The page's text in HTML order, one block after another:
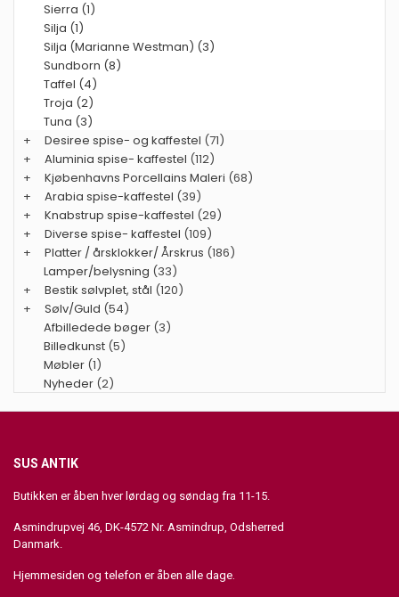
Sierra (1)
Silja (1)
Silja (Marianne Westman) (3)
Sundborn (8)
Taffel (4)
Troja (2)
Tuna (3)
+
Desiree spise- og kaffestel (71)
+
Aluminia spise- kaffestel (112)
+
Kjøbenhavns Porcellains Maleri (68)
+
Arabia spise-kaffestel (39)
+
Knabstrup spise-kaffestel (29)
+
Diverse spise- kaffestel (109)
+
Platter / årsklokker/ Årskrus (186)
Lamper/belysning (33)
+
Bestik sølvplet, stål (120)
+
Sølv/Guld (54)
Afbilledede bøger (3)
Billedkunst (5)
Møbler (1)
Nyheder (2)
SUS ANTIK
Butikken er åben hver lørdag og søndag fra 11-15.
Asmindrupvej 46, DK-4572 Nr. Asmindrup, Odsherred
Danmark.
Hjemmesiden og telefon er åben alle dage.